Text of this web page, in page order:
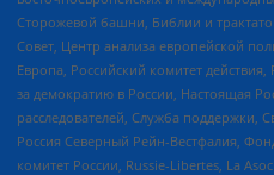
Сторожевой башни, Библии и
Совет, Центр анализа европейской
Европа, Российский комитет
за демократию в России, Настоящая
расследователей, Служба поддержки,
Россия Северный Рейн-Вестфалия,
комитет России, Russie-Libertes, La